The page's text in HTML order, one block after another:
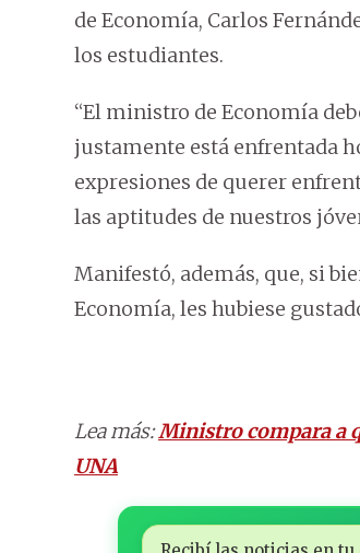
de Economía, Carlos
los estudiantes.
“El ministro de Economía
justamente está enfrentada
expresiones de querer
las aptitudes de nuestros
Manifestó, además, que, si
Economía, les hubiese
Lea más:Ministro compara a
UNA